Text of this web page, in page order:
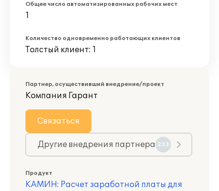
Общее число автоматизированных рабочих мест
1
Количество одновременно работающих клиентов
Толстый клиент: 1
Партнер, осуществивший внедрение/проект
Компания Гарант
Связаться
Другие внедрения партнера 233
Продукт
КАМИН: Расчет заработной платы для